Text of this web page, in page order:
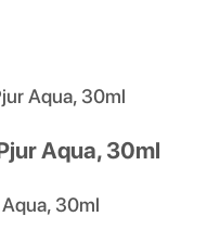
Aqua, 30ml
Aqua, 30ml